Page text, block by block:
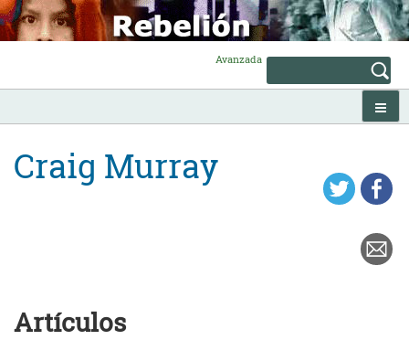
Skip
to
content
Avanzada
Craig Murray
Artículos